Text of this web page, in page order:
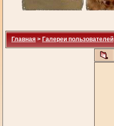
Главная > Галереи пользователей